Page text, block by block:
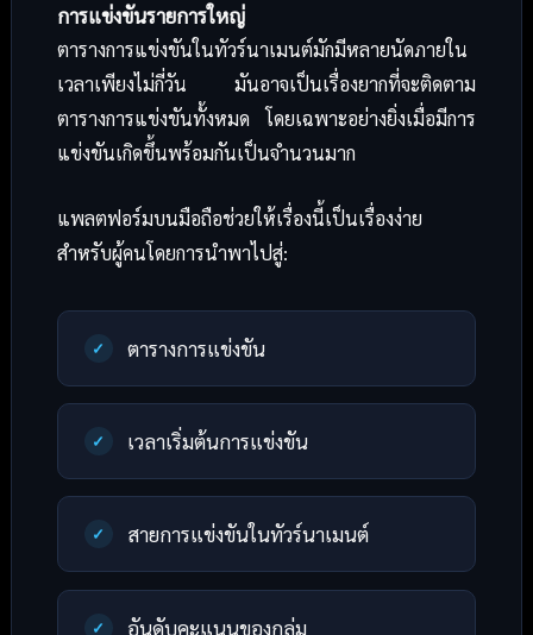
การแข่งขันรายการใหญ่
ตารางการแข่งขันในทัวร์นาเมนต์มักมีหลายนัดภายใน
เวลาเพียงไม่กี่วัน มันอาจเป็นเรื่องยากที่จะติดตาม
ตารางการแข่งขันทั้งหมด โดยเฉพาะอย่างยิ่งเมื่อมีการ
แข่งขันเกิดขึ้นพร้อมกันเป็นจำนวนมาก
แพลตฟอร์มบนมือถือช่วยให้เรื่องนี้เป็นเรื่องง่าย
สำหรับผู้คนโดยการนำพาไปสู่:
ตารางการแข่งขัน
เวลาเริ่มต้นการแข่งขัน
สายการแข่งขันในทัวร์นาเมนต์
อันดับคะแนนของกลุ่ม